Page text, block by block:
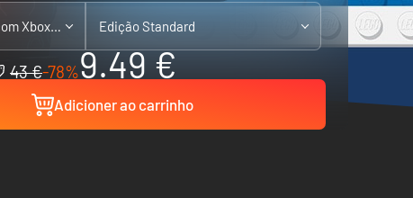
Xbox One - compatível com Xbox Series X|S Edição Standard
43 €-78%9.49 €
Adicioner ao carrinho